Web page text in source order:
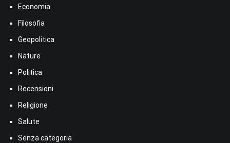
Economia
Filosofia
Geopolitica
Nature
Politica
Recensioni
Religione
Salute
Senza categoria